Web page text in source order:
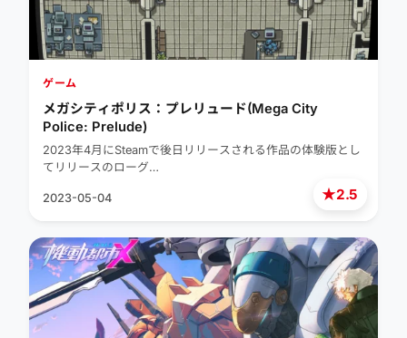
★2.5
ゲーム
メガシティポリス：プレリュード(Mega City
Police: Prelude)
2023年4月にSteamで後日リリースされる作品の体験版とし
てリリースのローグ…
2023-05-04